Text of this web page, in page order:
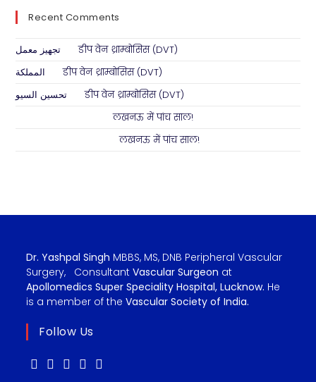
Recent Comments
تجهيز معمل onडीप वेन थ्राम्बोसिस (DVT)
المملكة onडीप वेन थ्राम्बोसिस (DVT)
تحسين السيو onडीप वेन थ्राम्बोसिस (DVT)
onलखनऊ में पांच साल!
onलखनऊ में पांच साल!
Dr. Yashpal Singh MBBS, MS, DNB Peripheral Vascular
Surgery, Consultant Vascular Surgeon at
Apollomedics Super Speciality Hospital, Lucknow. He
is a member of theVascular Society of India.
Follow Us